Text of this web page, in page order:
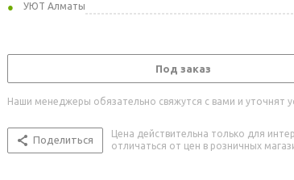
УЮТ Алматы
Под заказ
Наши менеджеры обязательно свяжутся с вами и уточнят
Поделиться
Цена действительна только для
отличаться от цен в розничных